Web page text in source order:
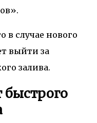
в случае нового
выйти за
залива.
быстрого